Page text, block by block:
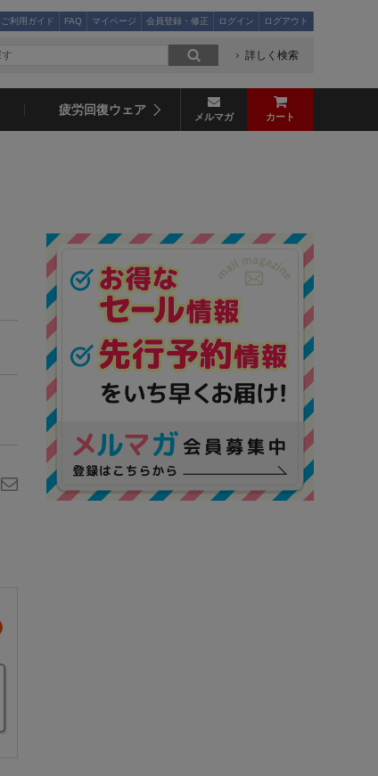
ご利用ガイド FAQ マイページ 会員登録・修正 ログイン ログアウト
詳しく検索
疲労回復ウェア メルマガ カート